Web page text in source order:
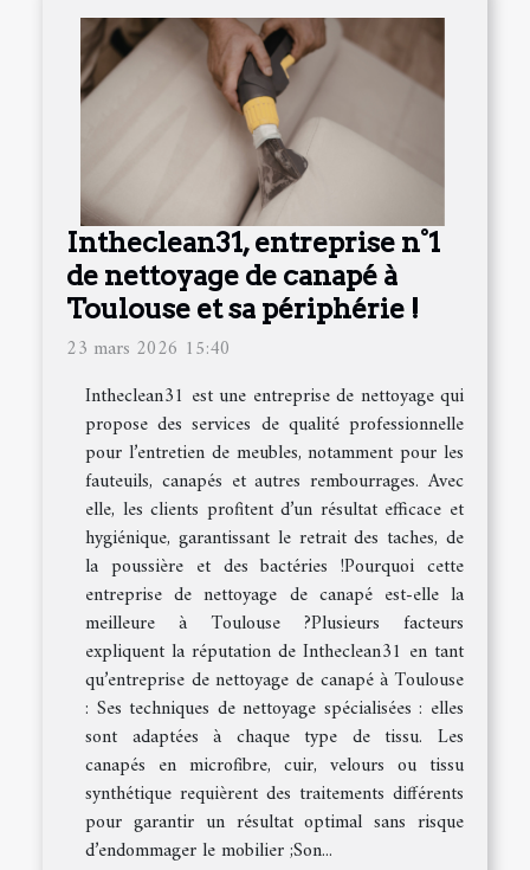
Intheclean31, entreprise n°1
de nettoyage de canapé à
Toulouse et sa périphérie !
23 mars 2026 15:40
Intheclean31 est une entreprise de nettoyage qui
propose des services de qualité professionnelle
pour l’entretien de meubles, notamment pour les
fauteuils, canapés et autres rembourrages. Avec
elle, les clients profitent d’un résultat efficace et
hygiénique, garantissant le retrait des taches, de
la poussière et des bactéries !Pourquoi cette
entreprise de nettoyage de canapé est-elle la
meilleure à Toulouse ?Plusieurs facteurs
expliquent la réputation de Intheclean31 en tant
qu’entreprise de nettoyage de canapé à Toulouse
: Ses techniques de nettoyage spécialisées : elles
sont adaptées à chaque type de tissu. Les
canapés en microfibre, cuir, velours ou tissu
synthétique requièrent des traitements différents
pour garantir un résultat optimal sans risque
d’endommager le mobilier ;Son...